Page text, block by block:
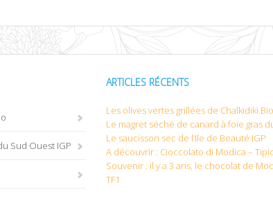
Sud Ouest IGP
ARTICLES RÉCENTS
Les olives vertes grillées de Chalkidiki Bio
Le magret séché de canard à foie gras
Le saucisson sec de l’Ile de Beauté IGP
A découvrir : Cioccolato di Modica –
Souvenir : il y a 3 ans, le chocolat de
TF1